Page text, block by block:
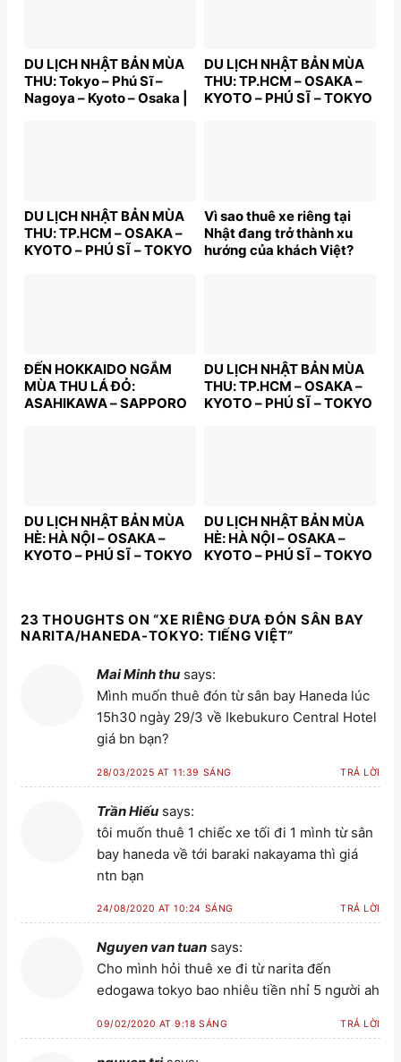
DU LỊCH NHẬT BẢN MÙA
THU: Tokyo – Phú Sĩ –
Nagoya – Kyoto – Osaka |
DU LỊCH NHẬT BẢN MÙA
THU: TP.HCM – OSAKA –
KYOTO – PHÚ SĨ – TOKYO
DU LỊCH NHẬT BẢN MÙA
THU: TP.HCM – OSAKA –
KYOTO – PHÚ SĨ – TOKYO
Vì sao thuê xe riêng tại
Nhật đang trở thành xu
hướng của khách Việt?
ĐẾN HOKKAIDO NGẮM
MÙA THU LÁ ĐỎ:
ASAHIKAWA – SAPPORO
DU LỊCH NHẬT BẢN MÙA
THU: TP.HCM – OSAKA –
KYOTO – PHÚ SĨ – TOKYO
DU LỊCH NHẬT BẢN MÙA
HÈ: HÀ NỘI – OSAKA –
KYOTO – PHÚ SĨ – TOKYO
DU LỊCH NHẬT BẢN MÙA
HÈ: HÀ NỘI – OSAKA –
KYOTO – PHÚ SĨ – TOKYO
23 THOUGHTS ON “XE RIÊNG ĐƯA ĐÓN SÂN BAY
NARITA/HANEDA-TOKYO: TIẾNG VIỆT”
Mai Minh thu says:
Mình muốn thuê đón từ sân bay Haneda lúc
15h30 ngày 29/3 về Ikebukuro Central Hotel
giá bn bạn?
28/03/2025 AT 11:39 SÁNG TRẢ LỜI
Trần Hiếu says:
tôi muốn thuê 1 chiếc xe tối đi 1 mình từ sân
bay haneda về tới baraki nakayama thì giá
ntn bạn
24/08/2020 AT 10:24 SÁNG TRẢ LỜI
Nguyen van tuan says:
Cho mình hỏi thuê xe đi từ narita đến
edogawa tokyo bao nhiêu tiền nhỉ 5 người ah
09/02/2020 AT 9:18 SÁNG TRẢ LỜI